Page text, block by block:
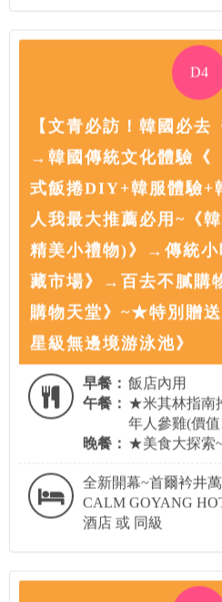
D4
【文青必訪！韓國必去
→韓國傳統文化體驗《
式飯捲DIY+韓服體驗
人我最大推薦必用~《
精美小禮物)》→傳統小
藏市場》→百去不膩購
購物天堂》~★特別贈
星級無邊境游泳池》
早餐： 飯店內用
午餐： ★米其林指南
年人參雞(價值
晚餐： ★美食大探索
全新開幕~首爾衿井
CALM GOYANG
酒店 或 同級